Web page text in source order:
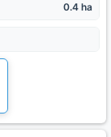
0.4 ha